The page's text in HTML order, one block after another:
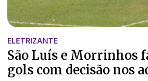
ELETRIZANTE
São Luís e Morrinhos
gols com decisão nos